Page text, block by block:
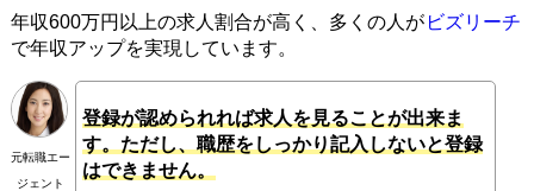
年収600万円以上の求人割合が高く、多くの人が ビズリーチ
で年収アップを実現しています。
元転職エー
ジェント
登録が認められれば求人を見ることが出来ま
す。ただし、職歴をしっかり記入しないと登録
はできません。